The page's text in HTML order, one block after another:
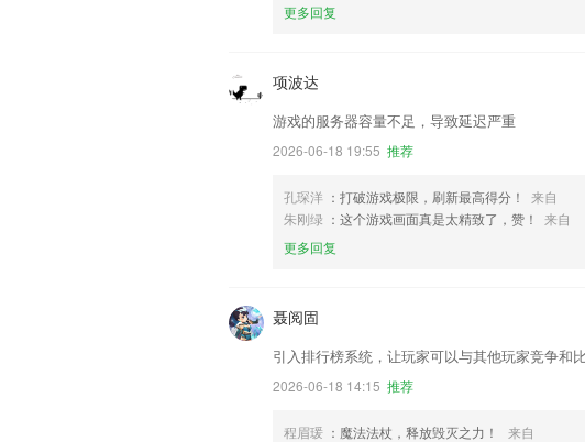
更多回复
项波达
游戏的服务器容量不足，导致延迟严重
2026-06-18 19:55 推荐
孔琛洋 ：打破游戏极限，刷新最高得分！
来自
朱刚绿 ：这个游戏画面真是太精致了，赞！
来自
更多回复
聂阅固
引入排行榜系统，让玩家可以与其他玩家竞争和
2026-06-18 14:15 推荐
程眉瑗 ：魔法法杖，释放毁灭之力！
来自